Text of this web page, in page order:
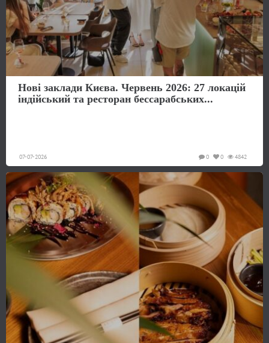
Нові заклади Києва. Червень 2026: 27 локацій
індійський та ресторан бессарабських...
07-07-2026 4842
0
0